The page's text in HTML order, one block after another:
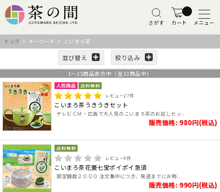
さがす カート メニュー
トップ > キーワード > こいまろ茶
並び替え 絞り込み
1～25商品表示中（全33商品中）
レビュー27件
こいまろ茶うきうきセット
テレビＣＭ・広告で大人気のこいまろ茶のお試しセッ..
販売価格: 980円(税込)
レビュー0件
こいまろ茶花菱七宝ポイポイ急須
限定個数２０００ 注文集中につき、発送までにお時..
販売価格: 990円(税込)